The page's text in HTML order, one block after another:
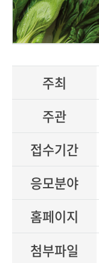
주최
주관
접수기간
응모분야
홈페이지
첨부파일